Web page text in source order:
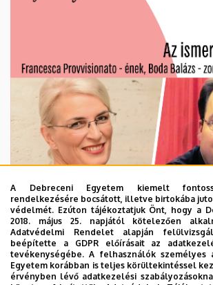
A Debreceni Egyetem kiemelt
rendelkezésére bocsátott, illetve birtokába
védelmét. Ezúton tájékoztatjuk Önt, hogy a
2018. május 25. napjától kötelezően
Adatvédelmi Rendelet alapján
beépítette a GDPR előírásait az
tevékenységébe. A felhasználók személyes
Egyetem korábban is teljes körültekintéssel
érvényben lévő adatkezelési